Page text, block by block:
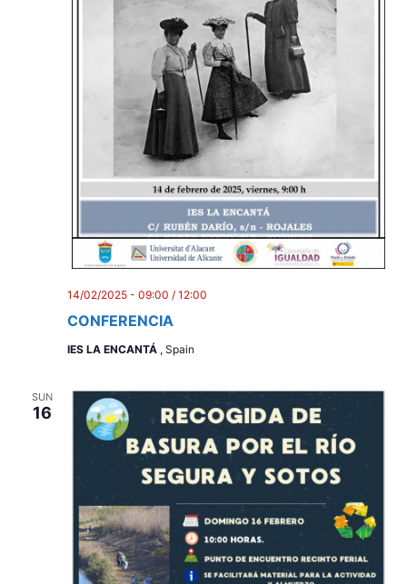
CONFERENCIA
14/02/2025 - 09:00 / 12:00
IES LA ENCANTÁ , Spain
SUN
16